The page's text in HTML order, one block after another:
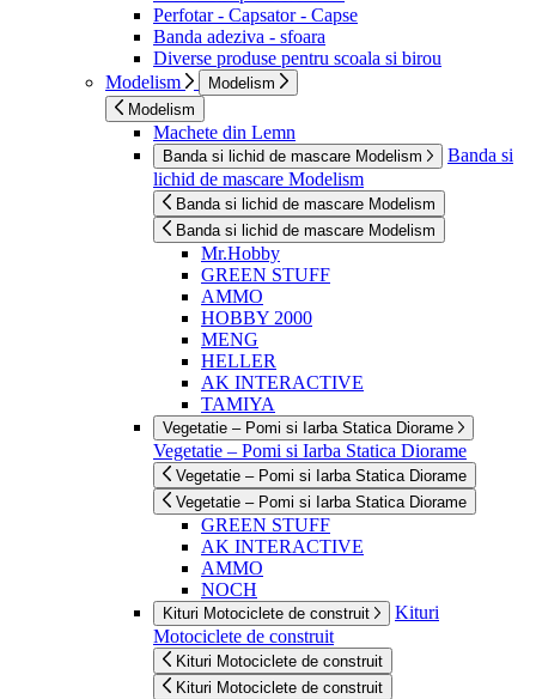
Perfotar - Capsator - Capse
Banda adeziva - sfoara
Diverse produse pentru scoala si birou
Modelism
Modelism
Modelism
Machete din Lemn
Banda si lichid de mascare Modelism
Banda si
lichid de mascare Modelism
Banda si lichid de mascare Modelism
Banda si lichid de mascare Modelism
Mr.Hobby
GREEN STUFF
AMMO
HOBBY 2000
MENG
HELLER
AK INTERACTIVE
TAMIYA
Vegetatie – Pomi si Iarba Statica Diorame
Vegetatie – Pomi si Iarba Statica Diorame
Vegetatie – Pomi si Iarba Statica Diorame
Vegetatie – Pomi si Iarba Statica Diorame
GREEN STUFF
AK INTERACTIVE
AMMO
NOCH
Kituri Motociclete de construit
Kituri
Motociclete de construit
Kituri Motociclete de construit
Kituri Motociclete de construit